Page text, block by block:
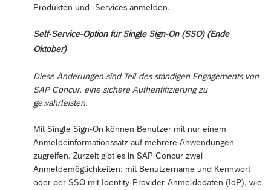
Produkten und -Services anmelden.
Self-Service-Option für Single Sign-On (SSO) (Ende
Oktober)
Diese Änderungen sind Teil des ständigen Engagements von
SAP Concur, eine sichere Authentifizierung zu
gewährleisten.
Mit Single Sign-On können Benutzer mit nur einem
Anmeldeinformationssatz auf mehrere Anwendungen
zugreifen. Zurzeit gibt es in SAP Concur zwei
Anmeldemöglichkeiten: mit Benutzername und Kennwort
oder per SSO mit Identity-Provider-Anmeldedaten (IdP), wie